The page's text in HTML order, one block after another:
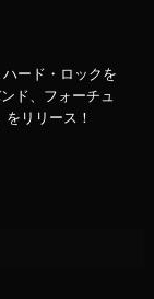
ード・ロックを
ド、フォーチュ
リリース！